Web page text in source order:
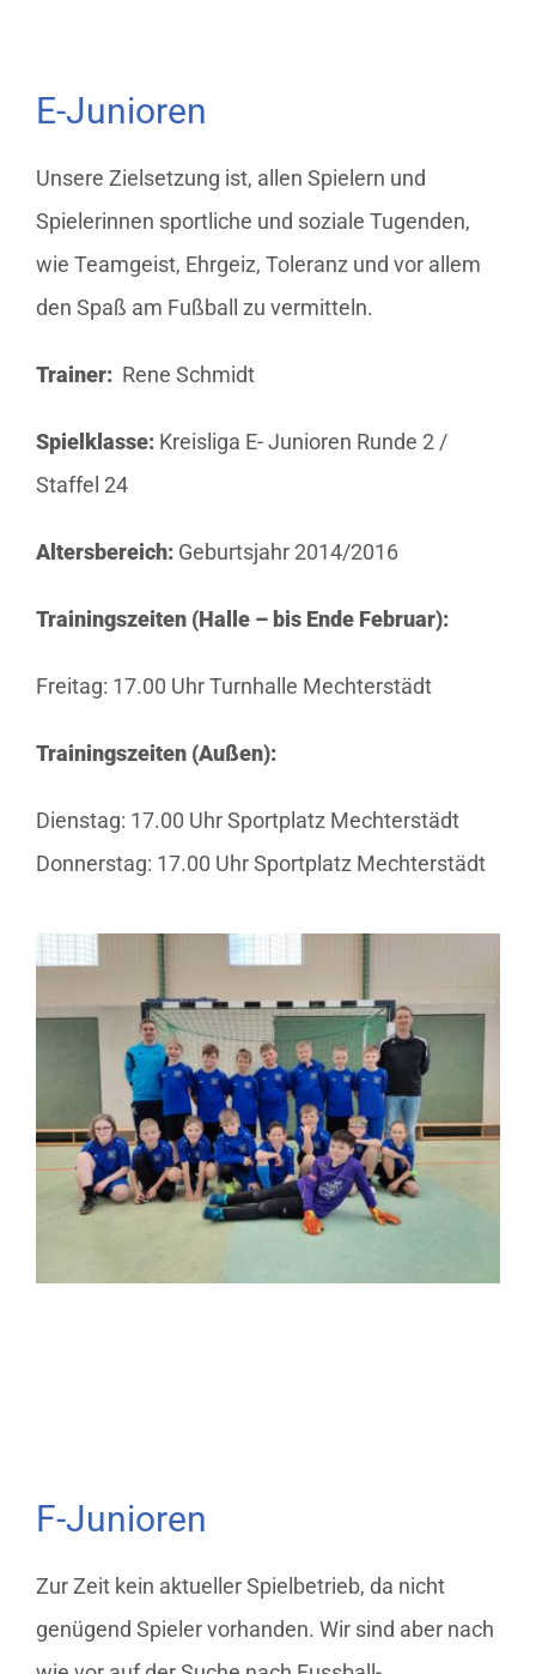
E-Junioren
Unsere Zielsetzung ist, allen Spielern und
Spielerinnen sportliche und soziale Tugenden,
wie Teamgeist, Ehrgeiz, Toleranz und vor allem
den Spaß am Fußball zu vermitteln.
Trainer:Rene Schmidt
Spielklasse:Kreisliga E- Junioren Runde 2 /
Staffel 24
Altersbereich:Geburtsjahr 2014/2016
Trainingszeiten (Halle – bis Ende Februar):
Freitag: 17.00 Uhr Turnhalle Mechterstädt
Trainingszeiten (Außen):
Dienstag: 17.00 Uhr Sportplatz Mechterstädt
Donnerstag: 17.00 Uhr Sportplatz Mechterstädt
F-Junioren
Zur Zeit kein aktueller Spielbetrieb, da nicht
genügend Spieler vorhanden. Wir sind aber nach